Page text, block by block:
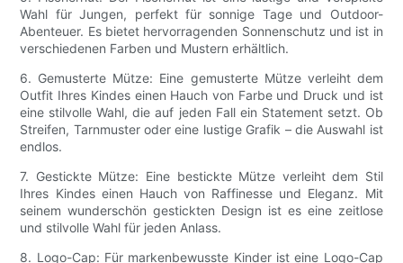
Wahl für Jungen, perfekt für sonnige Tage und Outdoor-
Abenteuer. Es bietet hervorragenden Sonnenschutz und ist in
verschiedenen Farben und Mustern erhältlich.
6. Gemusterte Mütze: Eine gemusterte Mütze verleiht dem
Outfit Ihres Kindes einen Hauch von Farbe und Druck und ist
eine stilvolle Wahl, die auf jeden Fall ein Statement setzt. Ob
Streifen, Tarnmuster oder eine lustige Grafik – die Auswahl ist
endlos.
7. Gestickte Mütze: Eine bestickte Mütze verleiht dem Stil
Ihres Kindes einen Hauch von Raffinesse und Eleganz. Mit
seinem wunderschön gestickten Design ist es eine zeitlose
und stilvolle Wahl für jeden Anlass.
8. Logo-Cap: Für markenbewusste Kinder ist eine Logo-Cap